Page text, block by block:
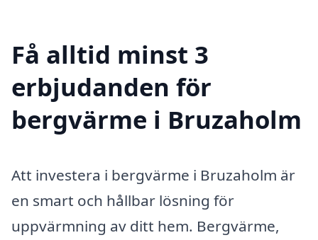
Få alltid minst 3
erbjudanden för
bergvärme i Bruzaholm
Att investera i bergvärme i Bruzaholm är
en smart och hållbar lösning för
uppvärmning av ditt hem. Bergvärme,